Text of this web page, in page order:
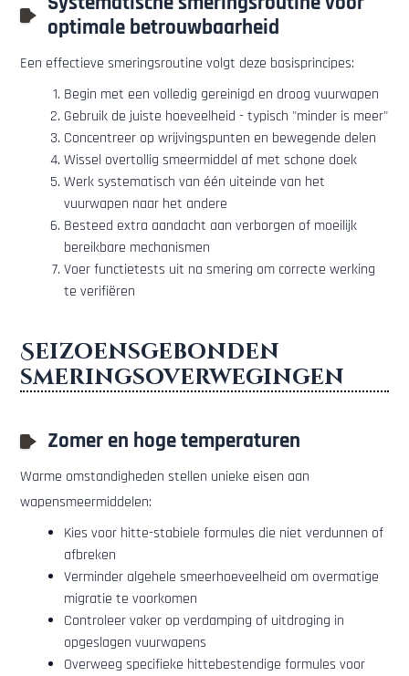
optimale betrouwbaarheid
Een effectieve smeringsroutine volgt deze basisprincipes:
Begin met een volledig gereinigd en droog vuurwapen
Gebruik de juiste hoeveelheid - typisch "minder is meer"
Concentreer op wrijvingspunten en bewegende delen
Wissel overtollig smeermiddel af met schone doek
Werk systematisch van één uiteinde van het
vuurwapen naar het andere
Besteed extra aandacht aan verborgen of moeilijk
bereikbare mechanismen
Voer functietests uit na smering om correcte werking
te verifiëren
Seizoensgebonden
smeringsoverwegingen
Zomer en hoge temperaturen
Warme omstandigheden stellen unieke eisen aan
wapensmeermiddelen:
Kies voor hitte-stabiele formules die niet verdunnen of
afbreken
Verminder algehele smeerhoeveelheid om overmatige
migratie te voorkomen
Controleer vaker op verdamping of uitdroging in
opgeslagen vuurwapens
Overweeg specifieke hittebestendige formules voor